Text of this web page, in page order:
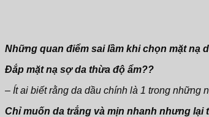
Mask
lượng
Những quan điểm sai lầm khi chọn mặt nạ
Đắp mặt nạ sợ da thừa độ ẩm??
– Ít ai biết rằng da dầu chính là 1 trong những
Chỉ muốn da trắng và mịn nhanh nhưng lại